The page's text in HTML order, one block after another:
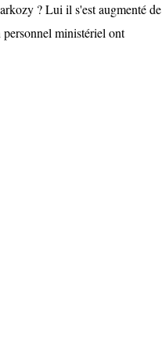
? Lui il s'est augmenté de
personnel ministériel ont